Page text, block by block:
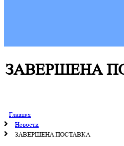
ЗАВЕРШЕНА
Главная
Новости
ЗАВЕРШЕНА ПОСТАВКА